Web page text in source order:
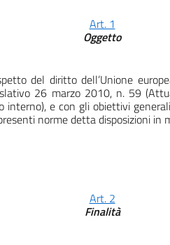
Art. 1
Oggetto
del diritto dell’Unione
26 marzo 2010, n. 59
interno), e con gli obiettivi
norme detta disposizioni in
Art. 2
Finalità